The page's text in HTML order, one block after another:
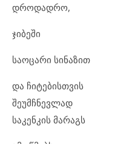
დროდადრო,
ჯიბეში
საოცარი სინაზით
და ჩიტებისთვის
შეუმჩნევლად
საკენკის მარაგს